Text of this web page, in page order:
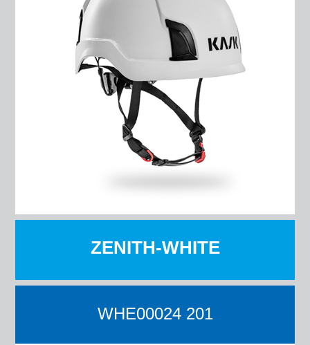
ZENITH-WHITE
WHE00024 201